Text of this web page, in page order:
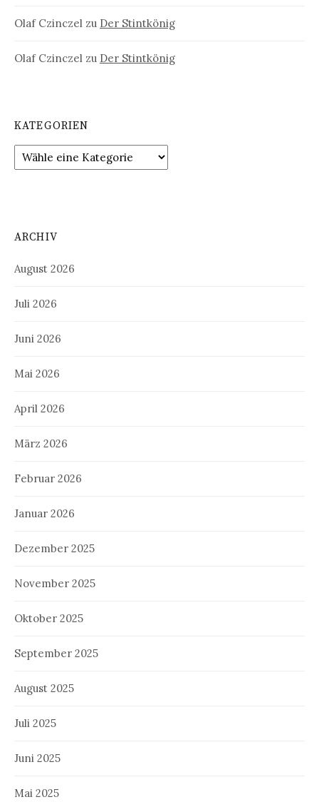
Olaf Czinczel zu Der Stintkönig
Olaf Czinczel zu Der Stintkönig
KATEGORIEN
ARCHIV
August 2026
Juli 2026
Juni 2026
Mai 2026
April 2026
März 2026
Februar 2026
Januar 2026
Dezember 2025
November 2025
Oktober 2025
September 2025
August 2025
Juli 2025
Juni 2025
Mai 2025